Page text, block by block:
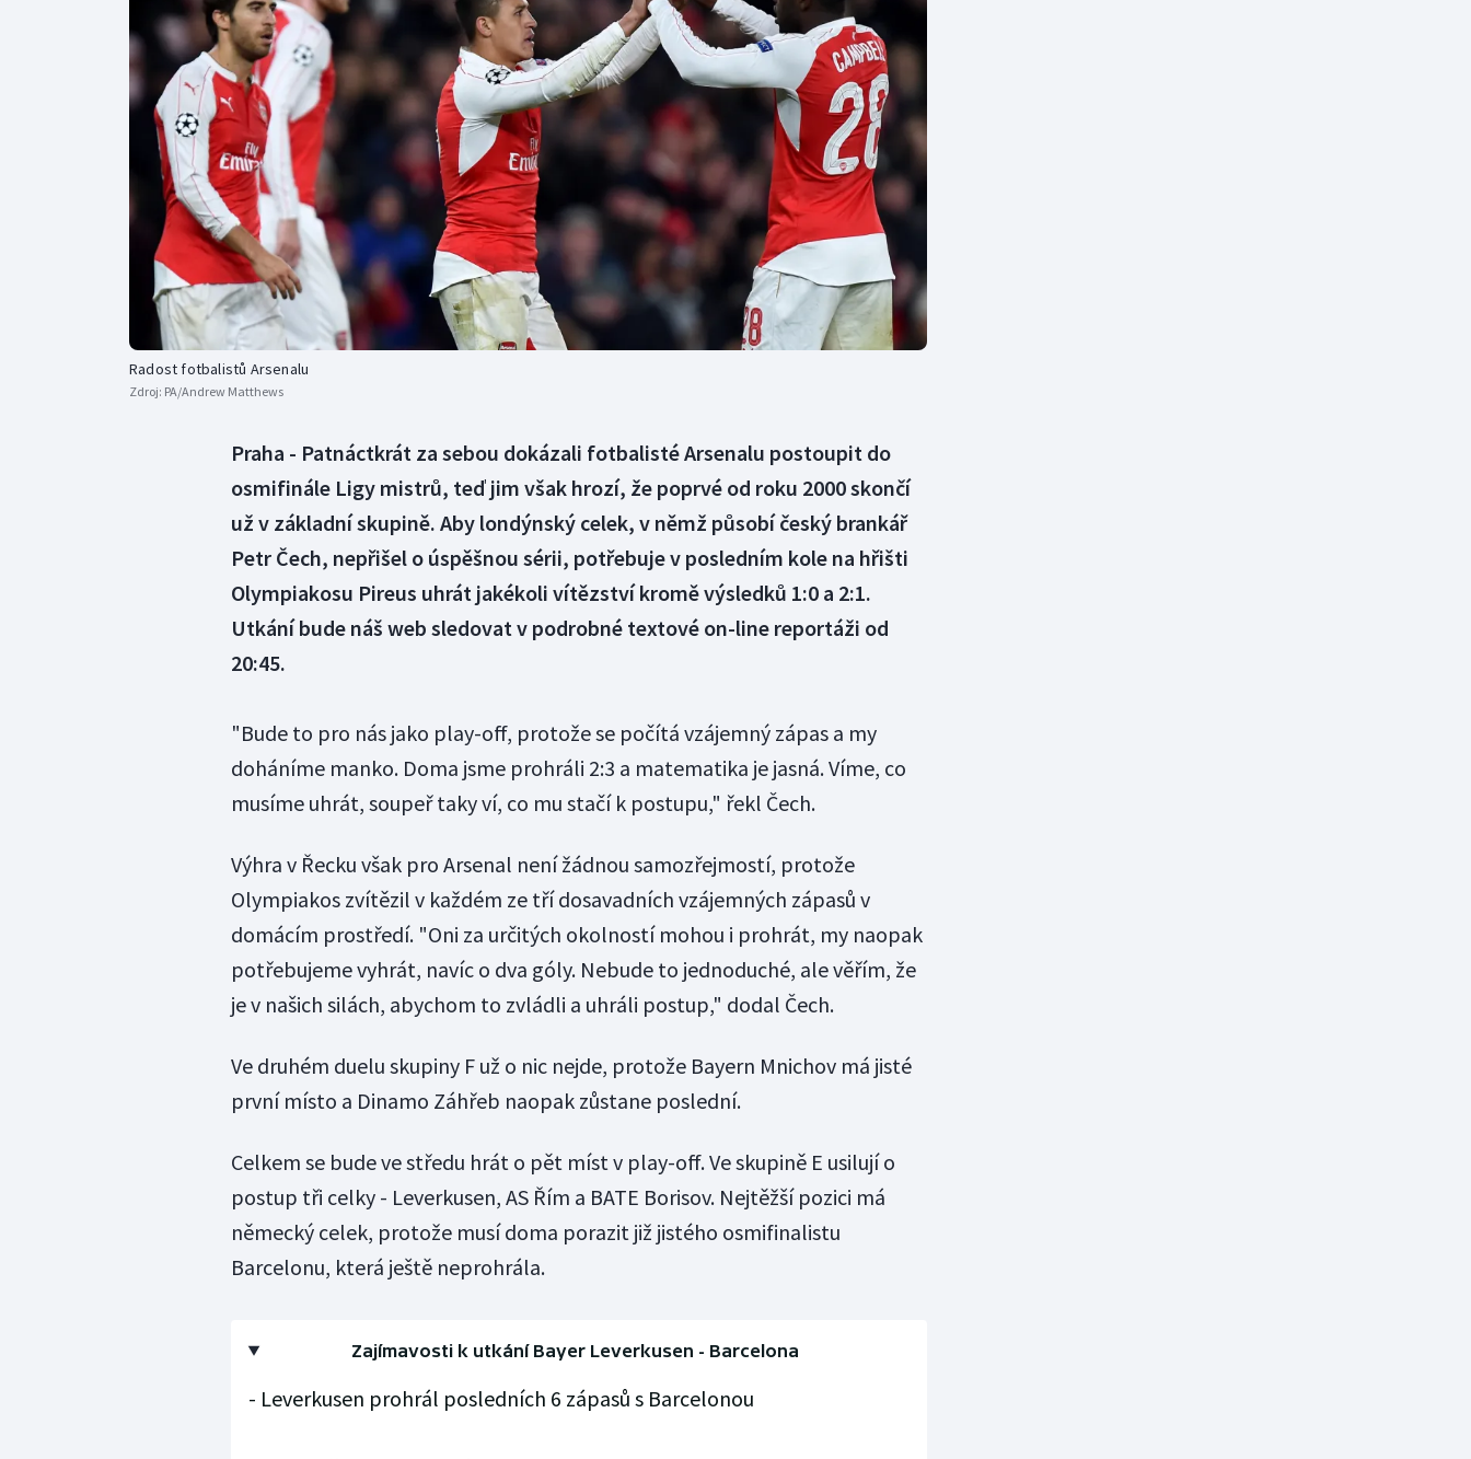
Curling
Dostihy
Golf
Gymnastika
Moderní pětiboj
Motorsport
Olympijské hry
Parasport
Plavání
Plážový volejbal
Triatlon
Veslování
Vodní slalom
Volejbal
Ostatní
Radost fotbalistů Arsenalu
Zdroj: PA/Andrew Matthews
Praha - Patnáctkrát za sebou dokázali fotbalisté Arsenalu postoupit do
osmifinále Ligy mistrů, teď jim však hrozí, že poprvé od roku 2000 skončí
už v základní skupině. Aby londýnský celek, v němž působí český brankář
Petr Čech, nepřišel o úspěšnou sérii, potřebuje v posledním kole na hřišti
Olympiakosu Pireus uhrát jakékoli vítězství kromě výsledků 1:0 a 2:1.
Utkání bude náš web sledovat v podrobné textové on-line reportáži od
20:45.
"Bude to pro nás jako play-off, protože se počítá vzájemný zápas a my
doháníme manko. Doma jsme prohráli 2:3 a matematika je jasná. Víme, co
musíme uhrát, soupeř taky ví, co mu stačí k postupu," řekl Čech.
Výhra v Řecku však pro Arsenal není žádnou samozřejmostí, protože
Olympiakos zvítězil v každém ze tří dosavadních vzájemných zápasů v
domácím prostředí. "Oni za určitých okolností mohou i prohrát, my naopak
potřebujeme vyhrát, navíc o dva góly. Nebude to jednoduché, ale věřím, že
je v našich silách, abychom to zvládli a uhráli postup," dodal Čech.
Ve druhém duelu skupiny F už o nic nejde, protože Bayern Mnichov má jisté
první místo a Dinamo Záhřeb naopak zůstane poslední.
Celkem se bude ve středu hrát o pět míst v play-off. Ve skupině E usilují o
postup tři celky - Leverkusen, AS Řím a BATE Borisov. Nejtěžší pozici má
německý celek, protože musí doma porazit již jistého osmifinalistu
Barcelonu, která ještě neprohrála.
Zajímavosti k utkání Bayer Leverkusen - Barcelona
- Leverkusen prohrál posledních 6 zápasů s Barcelonou